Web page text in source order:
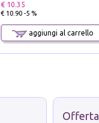
€ 10.35
€ 10.90 -5 %
aggiungi al carrello
Offerta